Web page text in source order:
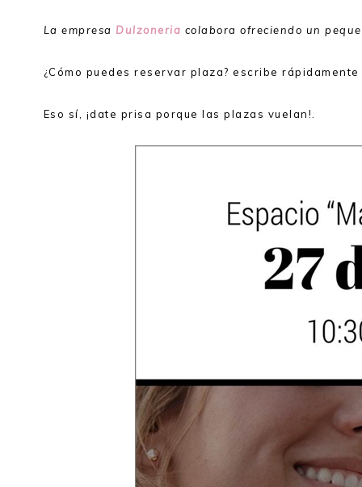
La empresa Dulzoneria colabora ofreciendo un
¿Cómo puedes reservar plaza? escribe
Eso sí, ¡date prisa porque las plazas vuelan!.